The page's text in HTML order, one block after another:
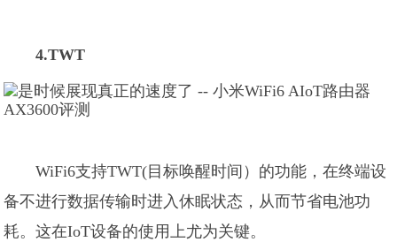
4.TWT
WiFi6支持TWT(目标唤醒时间）的功能，在终端设
备不进行数据传输时进入休眠状态，从而节省电池功
耗。这在IoT设备的使用上尤为关键。